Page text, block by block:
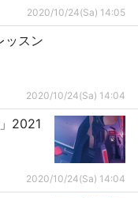
2020/10/24(Sa) 14:05
ッスン
2020/10/24(Sa) 14:04
2021
2020/10/24(Sa) 14:04